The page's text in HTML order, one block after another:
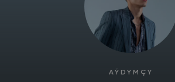
AÝDYMÇY